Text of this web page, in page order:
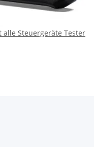
alle Steuergeräte Tester